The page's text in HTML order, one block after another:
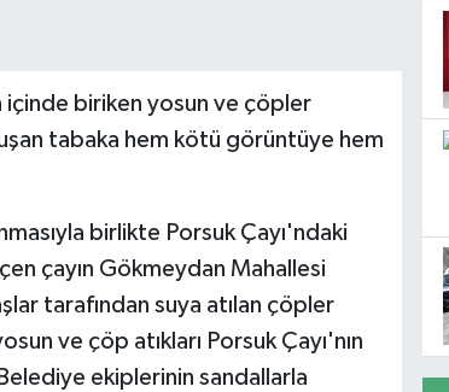
içinde biriken yosun ve çöpler
tabaka hem kötü görüntüye hem
birlikte Porsuk Çayı'ndaki
çayın Gökmeydan Mahallesi
tarafından suya atılan çöpler
ve çöp atıkları Porsuk Çayı'nın
ekiplerinin sandallarla